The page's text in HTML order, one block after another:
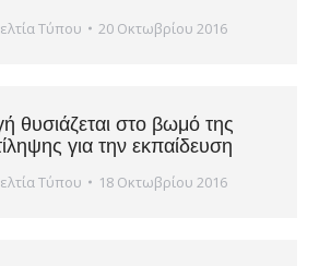
Τύπου 20 Οκτωβρίου 2016
θυσιάζεται στο βωμό της
για την εκπαίδευση
Τύπου 18 Οκτωβρίου 2016